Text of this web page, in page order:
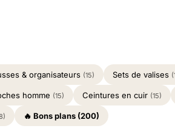
& organisateurs (15) Sets de valises
homme (15) Ceintures en cuir (15)
🔥 Bons plans (200)